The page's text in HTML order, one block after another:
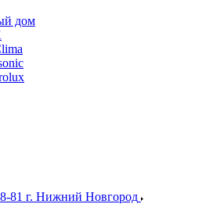
дом
81 г. Нижний Новгород